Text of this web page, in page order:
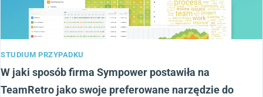
STUDIUM PRZYPADKU
W jaki sposób firma Sympower postawiła na
TeamRetro jako swoje preferowane narzędzie do